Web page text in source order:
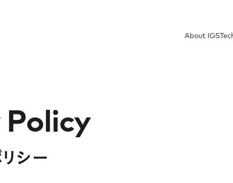
About IGS
シー